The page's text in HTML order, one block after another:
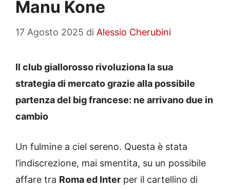
Manu Kone
17 Agosto 2025 di Alessio Cherubini
Il club giallorosso rivoluziona la sua
strategia di mercato grazie alla possibile
partenza del big francese: ne arrivano due in
cambio
Un fulmine a ciel sereno. Questa è stata
l’indiscrezione, mai smentita, su un possibile
affare tra Roma ed Inter per il cartellino di